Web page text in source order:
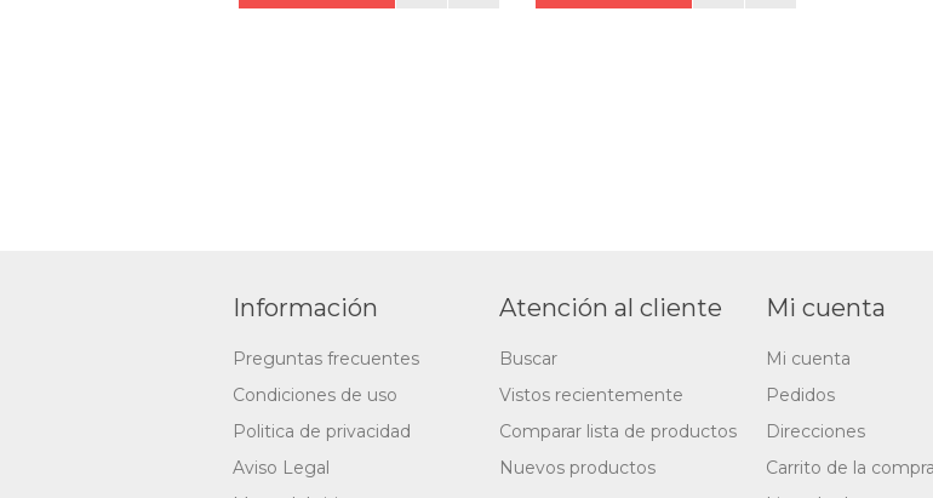
Información
Preguntas frecuentes
Condiciones de uso
Politica de privacidad
Aviso Legal
Atención al cliente
Buscar
Vistos recientemente
Comparar lista de productos
Nuevos productos
Mi cuenta
Mi cuenta
Pedidos
Direcciones
Carrito de la compra